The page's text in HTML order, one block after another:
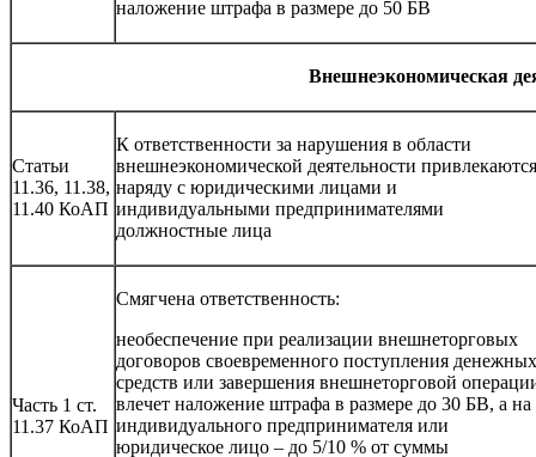
наложение штрафа в размере до 50 БВ
Внешнеэкономическая
Статьи
11.36, 11.38,
11.40 КоАП
К ответственности за нарушения в области
внешнеэкономической деятельности привлекаются
наряду с юридическими лицами и
индивидуальными предпринимателями
должностные лица
Часть 1 ст.
11.37 КоАП
Смягчена ответственность:
необеспечение при реализации внешнеторговых
договоров своевременного поступления денежных
средств или завершения внешнеторговой
влечет наложение штрафа в размере до 30 БВ, а на
индивидуального предпринимателя или
юридическое лицо – до 5/10 % от суммы